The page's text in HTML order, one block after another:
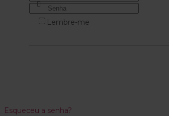
Lembre-me
Esqueceu a senha?